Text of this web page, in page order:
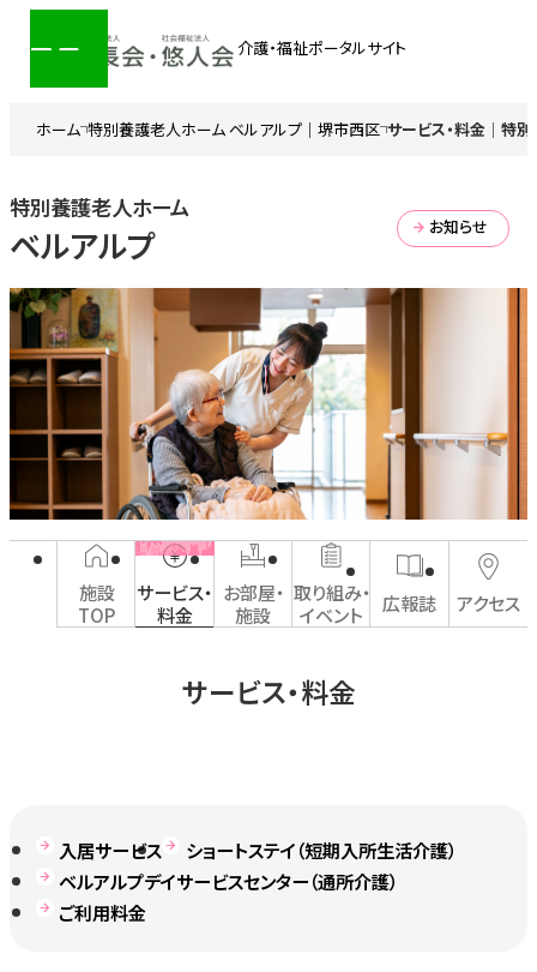
介護・福祉ポータルサイト
ホーム 特別養護老人ホーム ベルアルプ｜堺市西区 サービス・料金｜特
特別養護老人ホーム
ベルアルプ お知らせ
施設
TOP
サービス・
料金
お部屋・
施設
取り組み・
イベント
広報誌 アクセス
サービス・料金
入居サービス
ショートステイ（短期入所生活介護）
ベルアルプデイサービスセンター（通所介護）
ご利用料金